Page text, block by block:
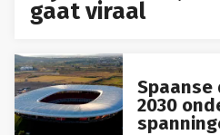
gaat viraal
Spaanse
2030